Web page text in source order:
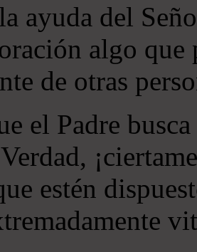
ayuda del
algo
de otras
el Padre
estén